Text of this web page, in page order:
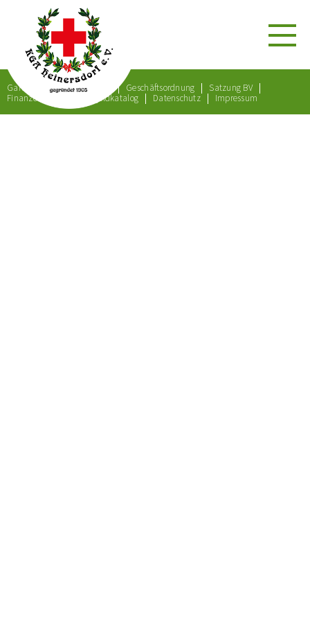
Gartenordnung Satzung Geschäftsordnung
Satzung BV
Finanzordnung
Bußgeldkatalog Datenschutz Impressum